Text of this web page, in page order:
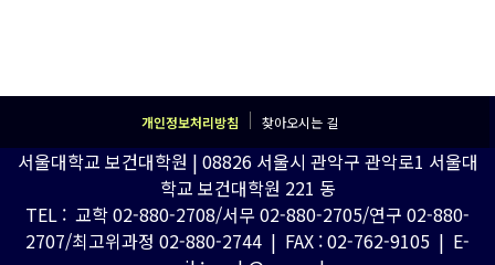
개인정보처리방침 찾아오시는 길
서울대학교 보건대학원 | 08826 서울시 관악구 관악로1 서울대
학교 보건대학원 221 동
TEL : 교학 02-880-2708/서무 02-880-2705/연구 02-880-
2707/최고위과정 02-880-2744 | FAX : 02-762-9105 | E-